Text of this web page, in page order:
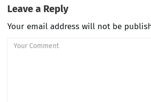
Leave a Reply
Your email address will not be